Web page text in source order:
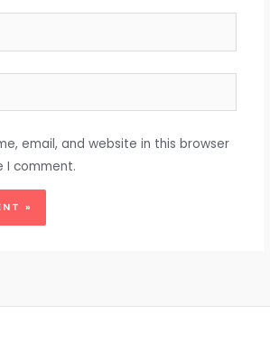
email, and website in this browser
I comment.